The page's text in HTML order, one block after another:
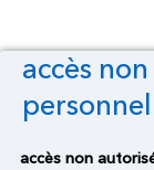
accès
accès non